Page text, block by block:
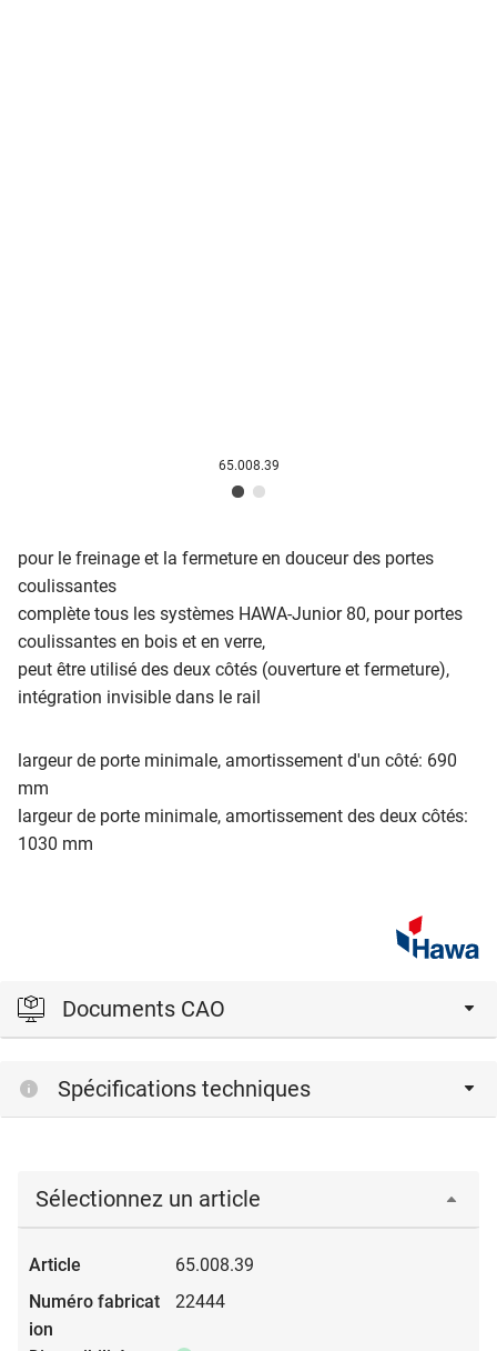
65.008.39
pour le freinage et la fermeture en douceur des portes
coulissantes
complète tous les systèmes HAWA-Junior 80, pour portes
coulissantes en bois et en verre,
peut être utilisé des deux côtés (ouverture et fermeture),
intégration invisible dans le rail
largeur de porte minimale, amortissement d'un côté: 690
mm
largeur de porte minimale, amortissement des deux côtés:
1030 mm
Documents CAO
fichiers CAD.
Spécifications techniques
Sélectionnez un article
65.008.39
22444